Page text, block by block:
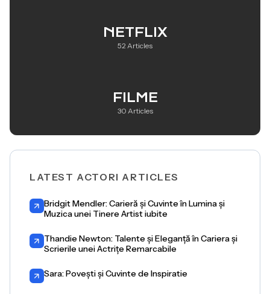
NETFLIX
52 Articles
FILME
30 Articles
LATEST ACTORI ARTICLES
Bridgit Mendler: Carieră și Cuvinte în Lumina și
Muzica unei Tinere Artist iubite
Thandie Newton: Talente și Eleganță în Cariera și
Scrierile unei Actrițe Remarcabile
Sara: Povești și Cuvinte de Inspiratie